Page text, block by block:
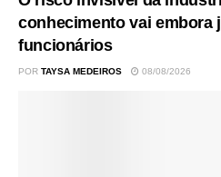
conhecimento vai embora
funcionários
POR TAYSA MEDEIROS 08/08/2026